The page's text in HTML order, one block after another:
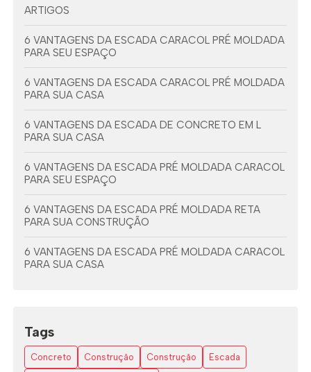
ARTIGOS
6 VANTAGENS DA ESCADA CARACOL PRÉ MOLDADA
PARA SEU ESPAÇO
6 VANTAGENS DA ESCADA CARACOL PRÉ MOLDADA
PARA SUA CASA
6 VANTAGENS DA ESCADA DE CONCRETO EM L
PARA SUA CASA
6 VANTAGENS DA ESCADA PRÉ MOLDADA CARACOL
PARA SEU ESPAÇO
6 VANTAGENS DA ESCADA PRÉ MOLDADA RETA
PARA SUA CONSTRUÇÃO
6 VANTAGENS DA ESCADA PRÉ MOLDADA CARACOL
PARA SUA CASA
7 DICAS PARA ESCOLHER A ESCADA EM L ESPAÇO
PEQUENO
Tags
Concreto Construção Construção Escada